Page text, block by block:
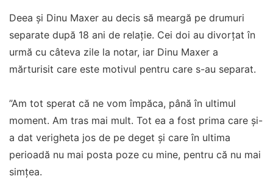
Deea și Dinu Maxer au decis să meargă pe drumuri
separate după 18 ani de relație. Cei doi au divorțat în
urmă cu câteva zile la notar, iar Dinu Maxer a
mărturisit care este motivul pentru care s-au separat.
”Am tot sperat că ne vom împăca, până în ultimul
moment. Am tras mai mult. Tot ea a fost prima care și-
a dat verigheta jos de pe deget și care în ultima
perioadă nu mai posta poze cu mine, pentru că nu mai
simțea.